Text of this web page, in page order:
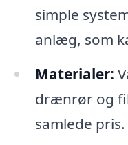
simple
anlæg, som
Materialer:
drænrør og
samlede pris.